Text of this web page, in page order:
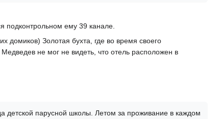
подконтрольном ему 39 канале.
домиков) Золотая бухта, где во время своего
не мог не видеть, что отель расположен в
парусной школы. Летом за проживание в каждом